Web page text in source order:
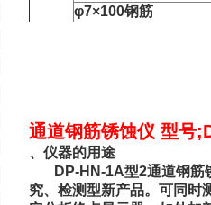
φ7×100钢筋
通道钢筋锈蚀仪 型号
、仪器的用途
DP-HN-1A型2通道钢筋
究、检测型新产品。可同时